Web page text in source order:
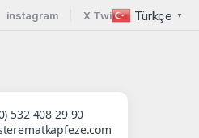
instagram X Twitter
532 408 29 90
Türkçe ▼